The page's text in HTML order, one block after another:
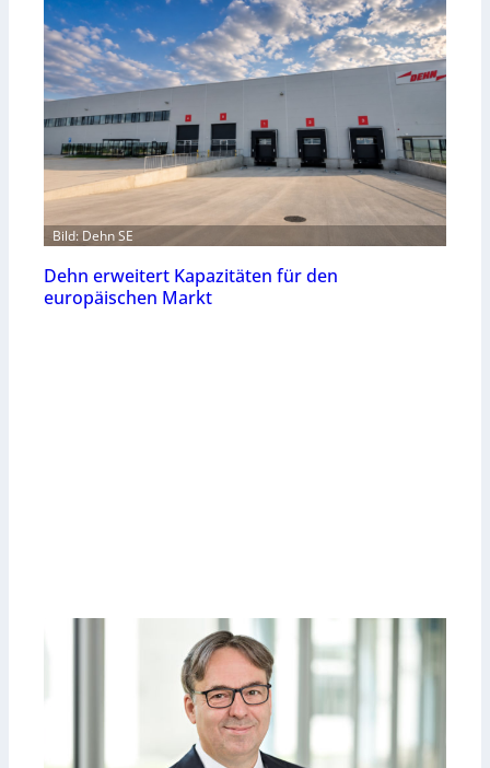
Bild: Dehn SE
Dehn erweitert Kapazitäten für den
europäischen Markt